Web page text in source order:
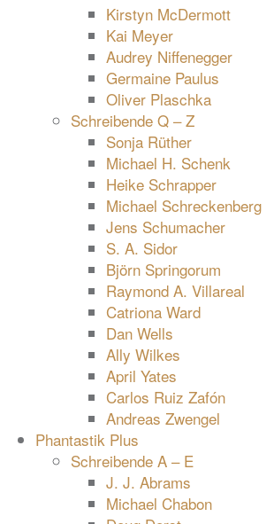
Kirstyn McDermott
Kai Meyer
Audrey Niffenegger
Germaine Paulus
Oliver Plaschka
Schreibende Q – Z
Sonja Rüther
Michael H. Schenk
Heike Schrapper
Michael Schreckenberg
Jens Schumacher
S. A. Sidor
Björn Springorum
Raymond A. Villareal
Catriona Ward
Dan Wells
Ally Wilkes
April Yates
Carlos Ruiz Zafón
Andreas Zwengel
Phantastik Plus
Schreibende A – E
J. J. Abrams
Michael Chabon